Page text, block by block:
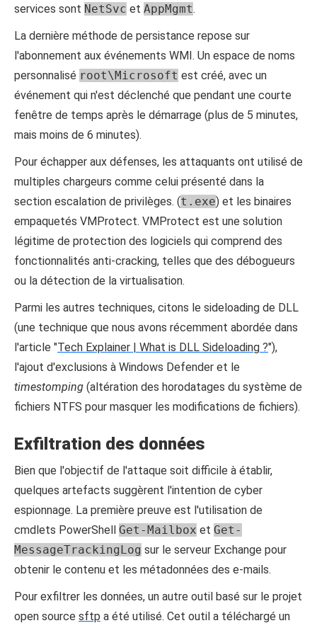
services sont NetSvc et AppMgmt.
La dernière méthode de persistance repose sur
l'abonnement aux événements WMI. Un espace de noms
personnalisé root\Microsoft est créé, avec un
événement qui n'est déclenché que pendant une courte
fenêtre de temps après le démarrage (plus de 5 minutes,
mais moins de 6 minutes).
Pour échapper aux défenses, les attaquants ont utilisé de
multiples chargeurs comme celui présenté dans la
section escalation de privilèges. (t.exe) et les binaires
empaquetés VMProtect. VMProtect est une solution
légitime de protection des logiciels qui comprend des
fonctionnalités anti-cracking, telles que des débogueurs
ou la détection de la virtualisation.
Parmi les autres techniques, citons le sideloading de DLL
(une technique que nous avons récemment abordée dans
l'article "Tech Explainer | What is DLL Sideloading ?"),
l'ajout d'exclusions à Windows Defender et le
timestomping (altération des horodatages du système de
fichiers NTFS pour masquer les modifications de fichiers).
Exfiltration des données
Bien que l'objectif de l'attaque soit difficile à établir,
quelques artefacts suggèrent l'intention de cyber
espionnage. La première preuve est l'utilisation de
cmdlets PowerShell Get-Mailbox et Get-
MessageTrackingLog sur le serveur Exchange pour
obtenir le contenu et les métadonnées des e-mails.
Pour exfiltrer les données, un autre outil basé sur le projet
open source sftp a été utilisé. Cet outil a téléchargé un